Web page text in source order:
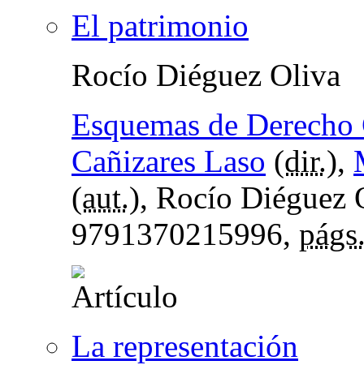
El patrimonio
Rocío Diéguez Oliva
Esquemas de
Cañizares Laso (dir.),
(aut.), Rocío Diéguez
9791370215996,
La representación